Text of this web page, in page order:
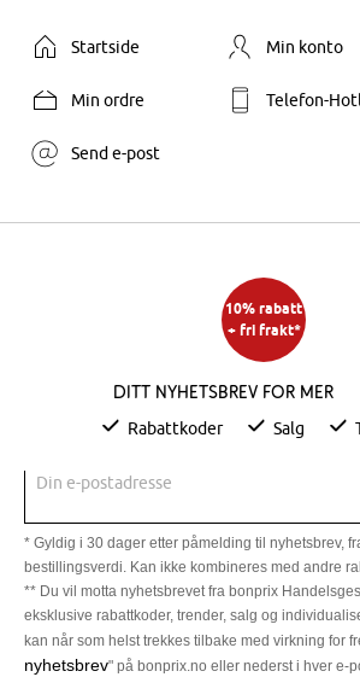
Startside Min konto
Min ordre Telefon-
Send e-post
10% rabatt
+ fri frakt*
Ditt nyhetsbrev for mer
Rabattkoder Salg
Din e-postadresse
* Gyldig i 30 dager etter påmelding til nyhetsbrev,
bestillingsverdi. Kan ikke kombineres med andre
** Du vil motta nyhetsbrevet fra bonprix
eksklusive rabattkoder, trender, salg og
kan når som helst trekkes tilbake med virkning for
nyhetsbrev" på bonprix.no eller nederst i hver e-